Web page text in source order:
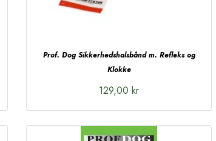
Prof. Dog Sikkerhedshalsbånd m. Refleks og
Klokke
129,00 kr